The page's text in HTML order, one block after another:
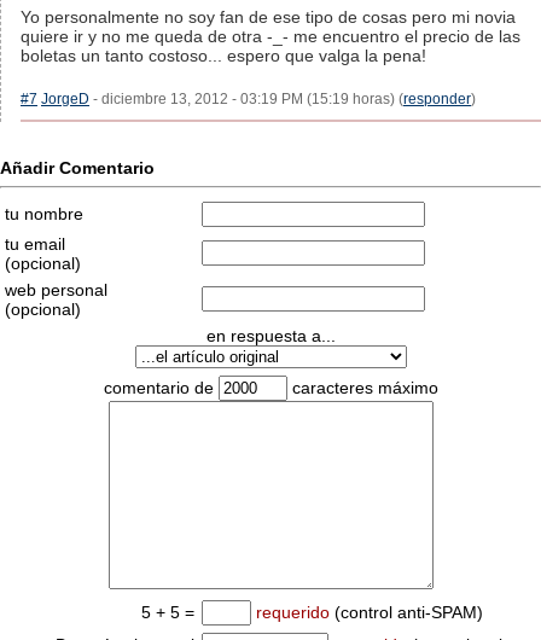
Yo personalmente no soy fan de ese tipo de cosas pero mi novia
quiere ir y no me queda de otra -_- me encuentro el precio de las
boletas un tanto costoso... espero que valga la pena!
#7 JorgeD - diciembre 13, 2012 - 03:19 PM (15:19 horas) (responder)
Añadir Comentario
tu nombre
tu email
(opcional)
web personal
(opcional)
en respuesta a...
comentario de caracteres máximo
5 + 5 = requerido (control anti-SPAM)